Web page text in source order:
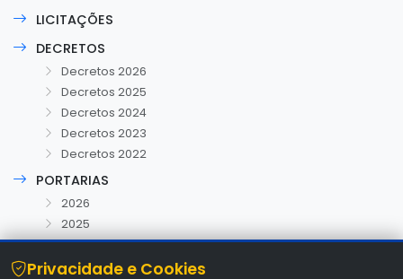
LICITAÇÕES
DECRETOS
Decretos 2026
Decretos 2025
Decretos 2024
Decretos 2023
Decretos 2022
PORTARIAS
2026
2025
Privacidade e Cookies